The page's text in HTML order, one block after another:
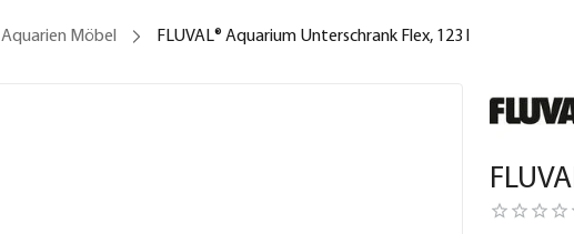
Aquarien Möbel FLUVAL® Aquarium Unterschrank Flex, 123 l